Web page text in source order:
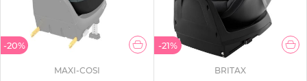
-20%
MAXI-COSI
-21%
BRITAX